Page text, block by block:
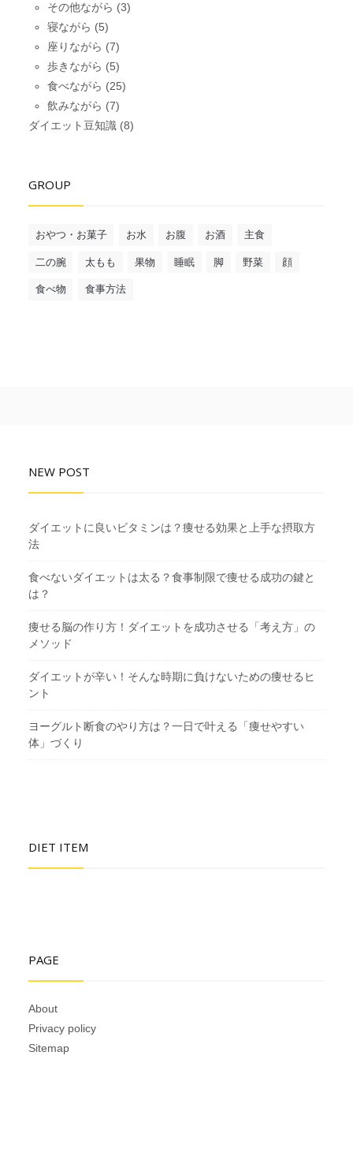
その他ながら (3)
寝ながら (5)
座りながら (7)
歩きながら (5)
食べながら (25)
飲みながら (7)
ダイエット豆知識(8)
GROUP
おやつ・お菓子 お水 お腹 お酒 主食
二の腕 太もも 果物 睡眠 脚 野菜 顔
食べ物 食事方法
NEW POST
ダイエットに良いビタミンは？痩せる効果と上手な摂取方
法
食べないダイエットは太る？食事制限で痩せる成功の鍵と
は？
痩せる脳の作り方！ダイエットを成功させる「考え方」の
メソッド
ダイエットが辛い！そんな時期に負けないための痩せるヒ
ント
ヨーグルト断食のやり方は？一日で叶える「痩せやすい
体」づくり
DIET ITEM
PAGE
About
Privacy policy
Sitemap